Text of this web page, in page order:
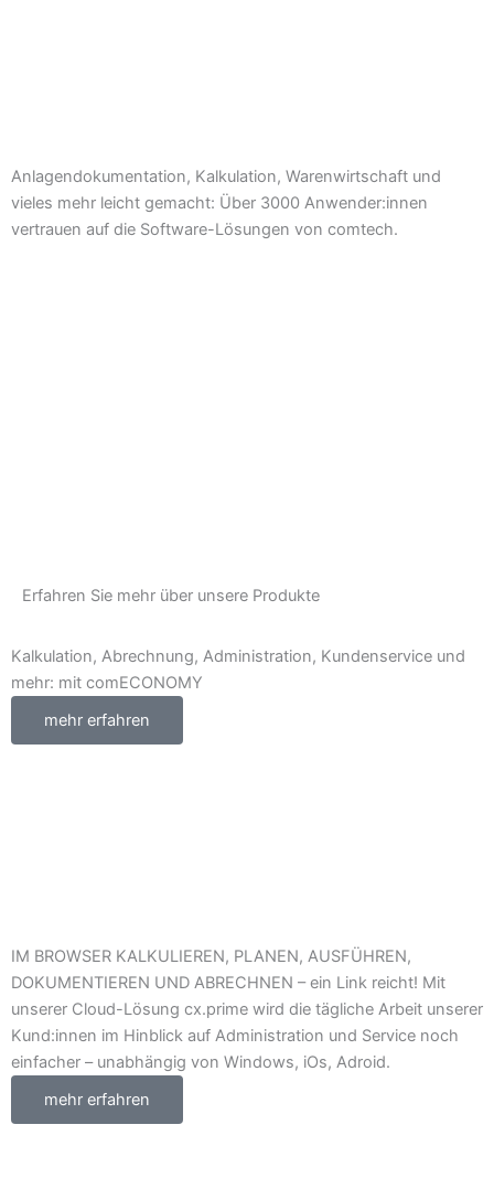
Anlagendokumentation, Kalkulation, Warenwirtschaft und
vieles mehr leicht gemacht: Über 3000 Anwender:innen
vertrauen auf die Software-Lösungen von comtech.
Erfahren Sie mehr über unsere Produkte
Kalkulation, Abrechnung, Administration, Kundenservice und
mehr: mit comECONOMY
mehr erfahren
IM BROWSER KALKULIEREN, PLANEN, AUSFÜHREN,
DOKUMENTIEREN UND ABRECHNEN – ein Link reicht! Mit
unserer Cloud-Lösung cx.prime wird die tägliche Arbeit unserer
Kund:innen im Hinblick auf Administration und Service noch
einfacher – unabhängig von Windows, iOs, Adroid.
mehr erfahren